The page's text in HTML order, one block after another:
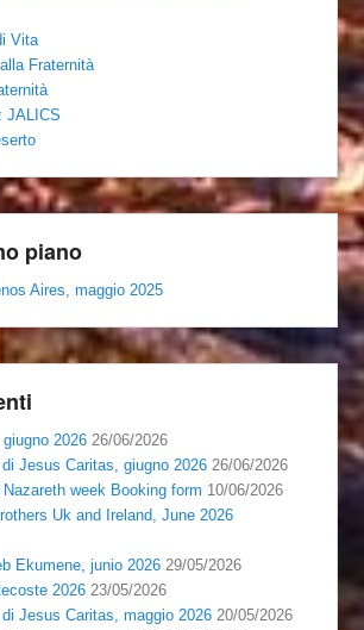
Vita
Fraternità
JALICS
piano
Aires, maggio 2025
2026 26/06/2026
Jesus Caritas, giugno 2026 26/06/2026
week Booking form 10/06/2026
Uk and Ireland, June 2026
Ekumene, junio 2026 29/05/2026
2026 23/05/2026
Jesus Caritas, maggio 2026 20/05/2026